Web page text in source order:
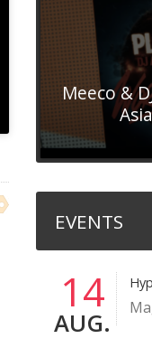
Meeco &
EVENTS
14
AUG.